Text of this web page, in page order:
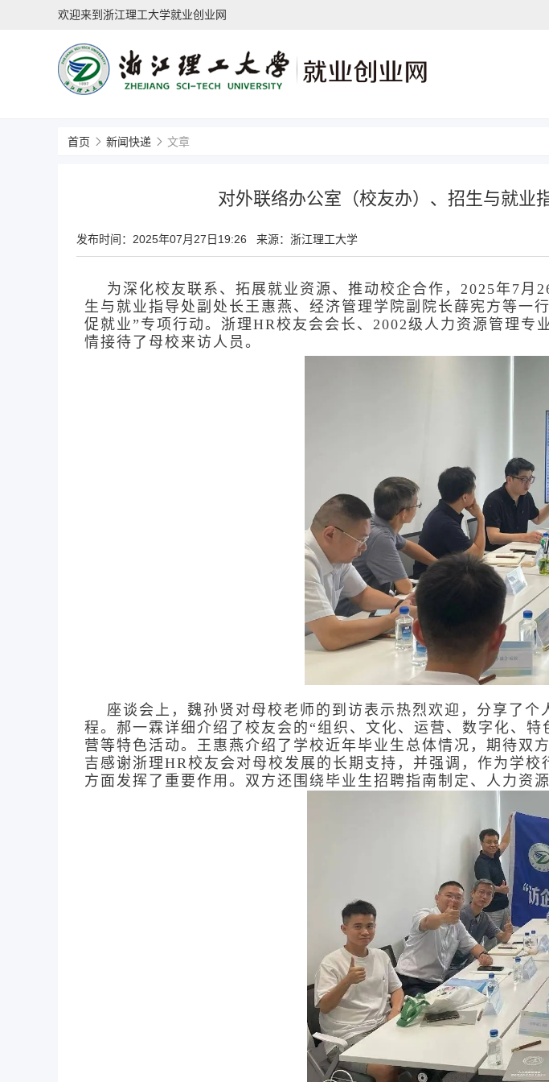
欢迎来到浙江理工大学就业创业网
首页 新闻快递 文章
对外联络办公室（校友办）、招生与就业
发布时间： 2025年07月27日19:26 来源：浙江理工大学
为深化校友联系、拓展就业资源、推动校企合作，2025年7
生与就业指导处副处长王惠燕、经济管理学院副院长薛宪方等一
促就业”专项行动。浙理HR校友会会长、2002级人力资源管理
情接待了母校来访人员。
座谈会上，魏孙贤对母校老师的到访表示热烈欢迎，分享了
程。郝一霖详细介绍了校友会的“组织、文化、运营、数字化、
营等特色活动。王惠燕介绍了学校近年毕业生总体情况，期待双
吉感谢浙理HR校友会对母校发展的长期支持，并强调，作为学
方面发挥了重要作用。双方还围绕毕业生招聘指南制定、人力资